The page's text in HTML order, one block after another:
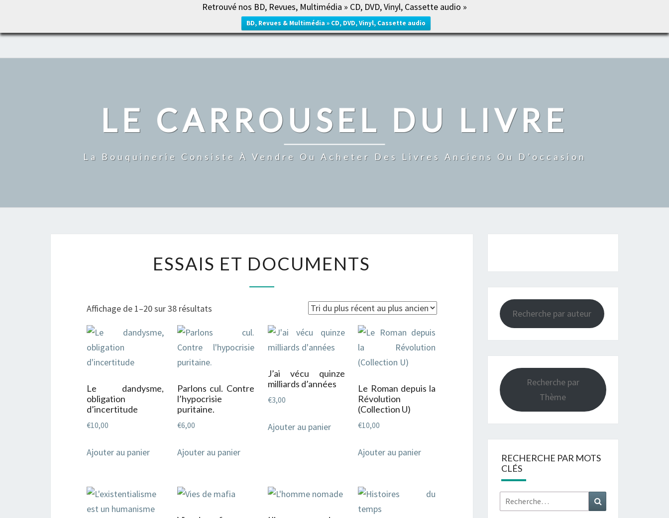
Retrouvé nos BD, Revues, Multimédia » CD, DVD, Vinyl, Cassette audio »
BD, Revues & Multimédia » CD, DVD, Vinyl, Cassette audio
ACCUEIL
LE CARROUSEL DU LIVRE
La Bouquinerie Consiste À Vendre Ou Acheter Des Livres Anciens Ou D’occasion
ET
ESSAIS ET DOCUMENTS
Affichage de 1–20 sur 38 résultats
plus
récent
plus
ancien
Le dandysme,
obligation
d’incertitude
€10,00
Ajouter au panier
Parlons cul. Contre
l’hypocrisie
puritaine.
€6,00
Ajouter au panier
J’ai vécu quinze
milliards d’années
€3,00
Ajouter au panier
Le Roman depuis la
Révolution
(Collection U)
€10,00
Ajouter au panier
Recherche par auteur
Recherche par
Thème
RECHERCHE PAR MOTS
CLÉS
Rechercher :